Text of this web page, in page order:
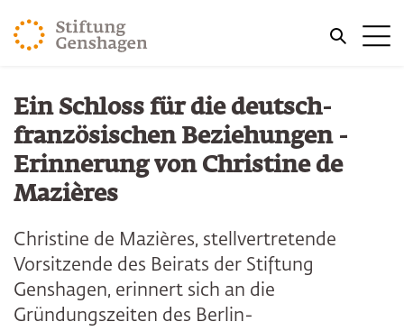
ZUM HAUPTINHALT SPRINGEN
ZUR SUCHE SPRINGEN
Sie befinden sich hier:
Start Über uns
Ein Schloss für die deutsch-
französischen Beziehungen -
Erinnerung von Christine de
Mazières
Christine de Mazières, stellvertretende
Vorsitzende des Beirats der Stiftung
Genshagen, erinnert sich an die
Gründungszeiten des Berlin-